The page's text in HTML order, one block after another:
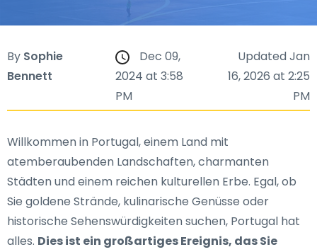
By Sophie
Bennett
Dec 09,
2024 at 3:58
PM
Updated Jan
16, 2026 at 2:25
PM
Willkommen in Portugal, einem Land mit
atemberaubenden Landschaften, charmanten
Städten und einem reichen kulturellen Erbe. Egal, ob
Sie goldene Strände, kulinarische Genüsse oder
historische Sehenswürdigkeiten suchen, Portugal hat
alles. Dies ist ein großartiges Ereignis, das Sie